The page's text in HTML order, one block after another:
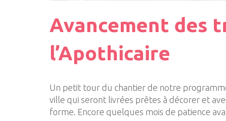
Avancement des
l’Apothicaire
Un petit tour du chantier de notre
ville qui seront livrées prêtes à décorer et
forme. Encore quelques mois de patience